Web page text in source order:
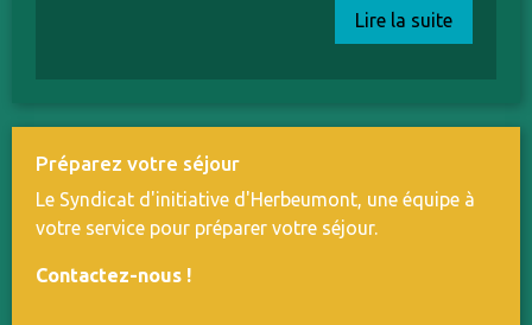
Lire la suite
Préparez votre séjour
Le Syndicat d'initiative d'Herbeumont, une équipe à
votre service pour préparer votre séjour.
Contactez-nous !